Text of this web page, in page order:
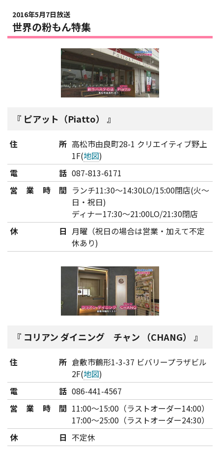
2016年5月7日放送
世界の粉もん特集
ピアット（Piatto）
住所 高松市由良町28-1 クリエイティブ野上
1F(地図)
電話 087-813-6171
営業時間 ランチ11:30～14:30LO/15:00閉店(火～
日・祝日)
ディナー17:30～21:00LO/21:30閉店
休日 月曜（祝日の場合は営業・加えて不定
休あり)
コリアン ダイニング チャン （CHANG）
住所 倉敷市鶴形1-3-37 ビバリープラザビル
2F(地図)
電話 086-441-4567
営業時間 11:00～15:00（ラストオーダー14:00）
17:00～25:00（ラストオーダー24:30）
休日 不定休